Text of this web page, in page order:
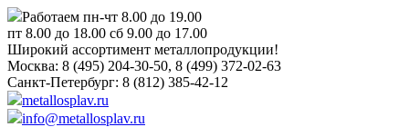
Работаем пн-чт 8.00 до 19.00
пт 8.00 до 18.00 сб 9.00 до 17.00
Широкий ассортимент металлопродукции!
Москва: 8 (495) 204-30-50, 8 (499) 372-02-63
Санкт-Петербург: 8 (812) 385-42-12
metallosplav.ru
info@metallosplav.ru